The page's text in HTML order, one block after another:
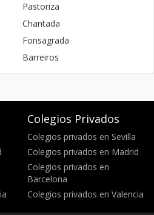
Pastoriza
Chantada
Fonsagrada
Barreiros
Colegios Privados
Colegios privados en Sevilla
Colegios privados en Madrid
Colegios privados en
Barcelona
Colegios privados en Valencia